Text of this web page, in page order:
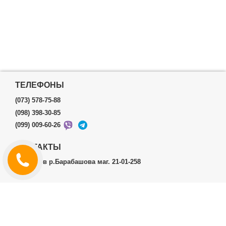
ТЕЛЕФОНЫ
(073) 578-75-88
(098) 398-30-85
(099) 009-60-26
КОНТАКТЫ
г.Харьков р.Барабашова маг. 21-01-258